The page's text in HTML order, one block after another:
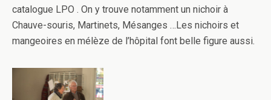
catalogue LPO . On y trouve notamment un nichoir à
Chauve-souris, Martinets, Mésanges …Les nichoirs et
mangeoires en mélèze de l’hôpital font belle figure aussi.